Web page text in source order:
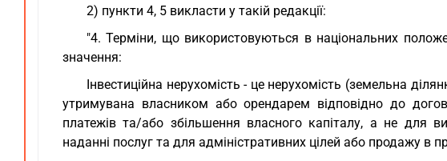
2) пункти 4, 5 викласти у такій редакції:
"4. Терміни, що використовуються в національних
значення:
Інвестиційна нерухомість - це нерухомість (земельна
утримувана власником або орендарем відповідно до
платежів та/або збільшення власного капіталу, а не для
наданні послуг та для адміністративних цілей або продажу в